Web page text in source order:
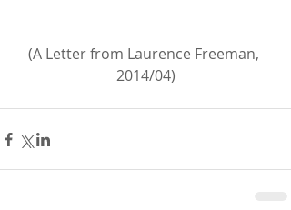
(A Letter from Laurence Freeman,
2014/04)